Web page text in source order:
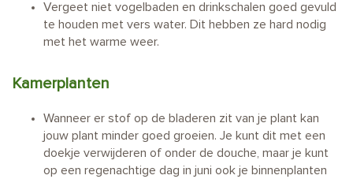
Vergeet niet vogelbaden en drinkschalen goed gevuld
te houden met vers water. Dit hebben ze hard nodig
met het warme weer.
Kamerplanten
Wanneer er stof op de bladeren zit van je plant kan
jouw plant minder goed groeien. Je kunt dit met een
doekje verwijderen of onder de douche, maar je kunt
op een regenachtige dag in juni ook je binnenplanten